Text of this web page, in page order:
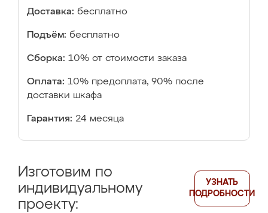
Доставка: бесплатно
Подъём: бесплатно
Сборка: 10% от стоимости заказа
Оплата: 10% предоплата, 90% после
доставки шкафа
Гарантия: 24 месяца
Изготовим по
индивидуальному
проекту:
УЗНАТЬ
ПОДРОБНОСТИ